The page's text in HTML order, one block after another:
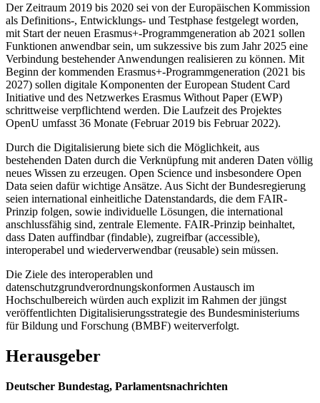
Der Zeitraum 2019 bis 2020 sei von der Europäischen Kommission
als Definitions-, Entwicklungs- und Testphase festgelegt worden,
mit Start der neuen Erasmus+-Programmgeneration ab 2021 sollen
Funktionen anwendbar sein, um sukzessive bis zum Jahr 2025 eine
Verbindung bestehender Anwendungen realisieren zu können. Mit
Beginn der kommenden Erasmus+-Programmgeneration (2021 bis
2027) sollen digitale Komponenten der European Student Card
Initiative und des Netzwerkes Erasmus Without Paper (EWP)
schrittweise verpflichtend werden. Die Laufzeit des Projektes
OpenU umfasst 36 Monate (Februar 2019 bis Februar 2022).
Durch die Digitalisierung biete sich die Möglichkeit, aus
bestehenden Daten durch die Verknüpfung mit anderen Daten völlig
neues Wissen zu erzeugen. Open Science und insbesondere Open
Data seien dafür wichtige Ansätze. Aus Sicht der Bundesregierung
seien international einheitliche Datenstandards, die dem FAIR-
Prinzip folgen, sowie individuelle Lösungen, die international
anschlussfähig sind, zentrale Elemente. FAIR-Prinzip beinhaltet,
dass Daten auffindbar (findable), zugreifbar (accessible),
interoperabel und wiederverwendbar (reusable) sein müssen.
Die Ziele des interoperablen und
datenschutzgrundverordnungskonformen Austausch im
Hochschulbereich würden auch explizit im Rahmen der jüngst
veröffentlichten Digitalisierungsstrategie des Bundesministeriums
für Bildung und Forschung (BMBF) weiterverfolgt.
Herausgeber
Deutscher Bundestag, Parlamentsnachrichten